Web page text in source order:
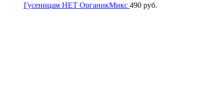
Гусеницам НЕТ ОрганикМикс 490 руб.